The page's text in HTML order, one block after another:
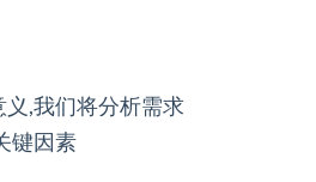
,我们将分析需求
键因素